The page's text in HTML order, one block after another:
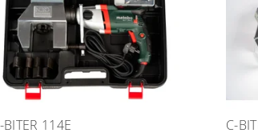
BITER 114E C-